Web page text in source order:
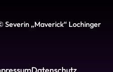
Severin „Maverick“ Lochinger